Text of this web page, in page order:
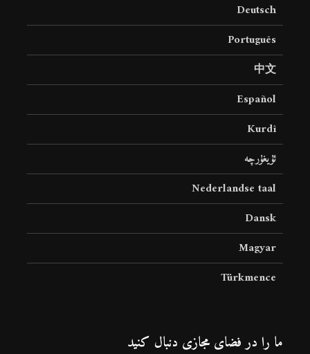
Deutsch
Português
中文
Español
Kurdî
ئۇيغۇرچە
Nederlandse taal
Dansk
Magyar
Türkmence
ما را در فضای مجازی دنبال کنید